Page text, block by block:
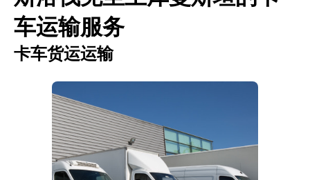
车运输服务
卡车货运运输